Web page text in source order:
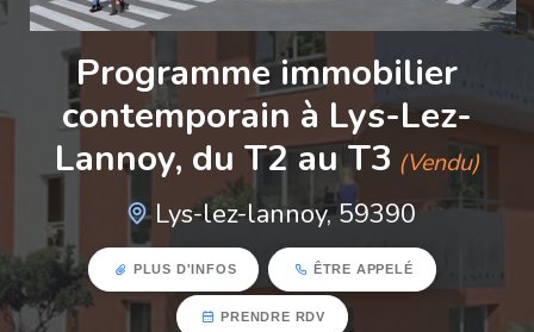
Programme immobilier
contemporain à Lys-Lez-
Lannoy, du T2 au T3 (Vendu)
Lys-lez-lannoy, 59390
PLUS D'INFOS ÊTRE APPELÉ
PRENDRE RDV